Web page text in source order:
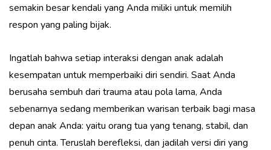
semakin besar kendali yang Anda miliki untuk memilih
respon yang paling bijak.
Ingatlah bahwa setiap interaksi dengan anak adalah
kesempatan untuk memperbaiki diri sendiri. Saat Anda
berusaha sembuh dari trauma atau pola lama, Anda
sebenarnya sedang memberikan warisan terbaik bagi masa
depan anak Anda: yaitu orang tua yang tenang, stabil, dan
penuh cinta. Teruslah berefleksi, dan jadilah versi diri yang